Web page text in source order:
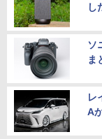
し
ソ
ま
レ
A